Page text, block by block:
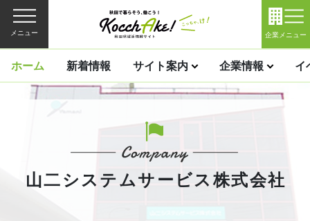
メニュー 企業メニュー
ホーム 新着情報 サイト案内 企業情報 イ
山二システムサービス株式会社